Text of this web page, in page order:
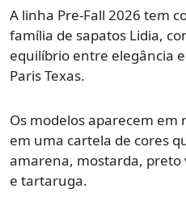
A linha Pre-Fall 2026 tem
família de sapatos Lidia,
equilíbrio entre elegância
Paris Texas.
Os modelos aparecem em
em uma cartela de cores
amarena, mostarda,
e tartaruga.